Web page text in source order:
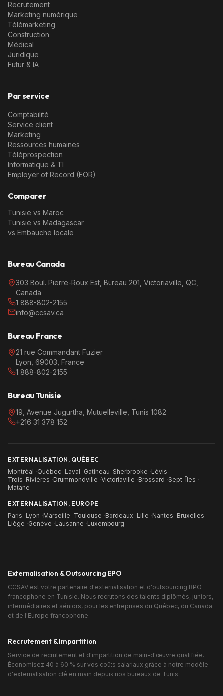
Recrutement
Marketing numérique
Télémarketing
Construction
Médical
Juridique
Futur & IA
Par service
Comptabilité
Service client
Marketing
Ressources humaines
Téléprospection
Informatique & TI
Employer of Record (EOR)
Comparer
Tunisie vs Maroc
Tunisie vs Madagascar
vs Embauche locale
Bureau Canada
303 Boul. Pierre-Roux Est, Bureau 201, Victoriaville, QC,
Canada
1 888-802-2155
info@ccsav.ca
Bureau France
21 rue Commandant Fuzier
Lyon, 69003, France
1 888-802-2155
Bureau Tunisie
19, Avenue Jugurtha, Mutuelleville, Tunis 1082
+216 31 378 152
EXTERNALISATION, QUÉBEC
Montréal ·Québec ·Laval ·Gatineau ·Sherbrooke ·Lévis ·
Trois-Rivières ·Drummondville ·Victoriaville ·Brossard ·Sept-Îles ·
Matane
EXTERNALISATION, EUROPE
Paris ·Lyon ·Marseille ·Toulouse ·Bordeaux ·Lille ·Nantes ·Bruxelles ·
Liège ·Genève ·Lausanne ·Luxembourg
Externalisation & Outsourcing BPO
CCSAV est votre partenaire d'externalisation et d'outsourcing BPO
francophone en Tunisie. Nous recrutons des talents diplômés, juniors,
intermédiaires et séniors, pour les entreprises du Québec, du Canada
et de l'Europe francophone.
Recrutement & Impartition
Service de recrutement et d'impartition de main-d'œuvre qualifiée.
Économisez 40 à 60 % sur vos coûts salariaux grâce à notre modèle
d'externalisation clé en main depuis nos bureaux de Tunis.